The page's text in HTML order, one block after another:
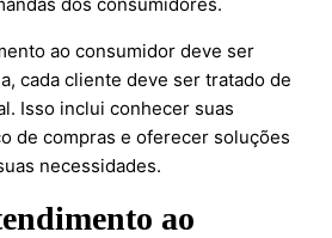
ao consumidor deve ser
cada cliente deve ser tratado de
Isso inclui conhecer suas
de compras e oferecer soluções
necessidades.
ao